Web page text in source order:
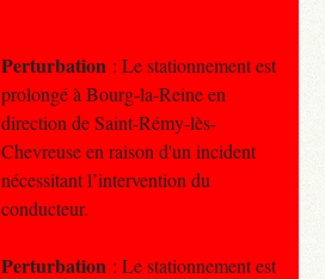
Perturbation : Le stationnement est
prolongé à Bourg-la-Reine en
direction de Saint-Rémy-lès-
Chevreuse en raison d'un incident
nécessitant l’intervention du
conducteur.
Perturbation : Le stationnement est